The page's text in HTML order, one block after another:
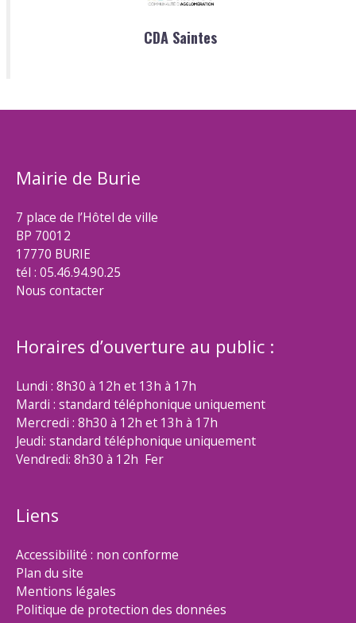
CDA Saintes
Mairie de Burie
7 place de l’Hôtel de ville
BP 70012
17770 BURIE
tél : 05.46.94.90.25
Nous contacter
Horaires d’ouverture au public :
Lundi : 8h30 à 12h et 13h à 17h
Mardi : standard téléphonique uniquement
Mercredi : 8h30 à 12h et 13h à 17h
Jeudi: standard téléphonique uniquement
Vendredi: 8h30 à 12h Fer
Liens
Accessibilité : non conforme
Plan du site
Mentions légales
Politique de protection des données